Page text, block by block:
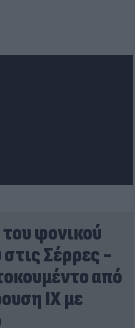
φονικού
Σέρρες -
από
ΙΧ με